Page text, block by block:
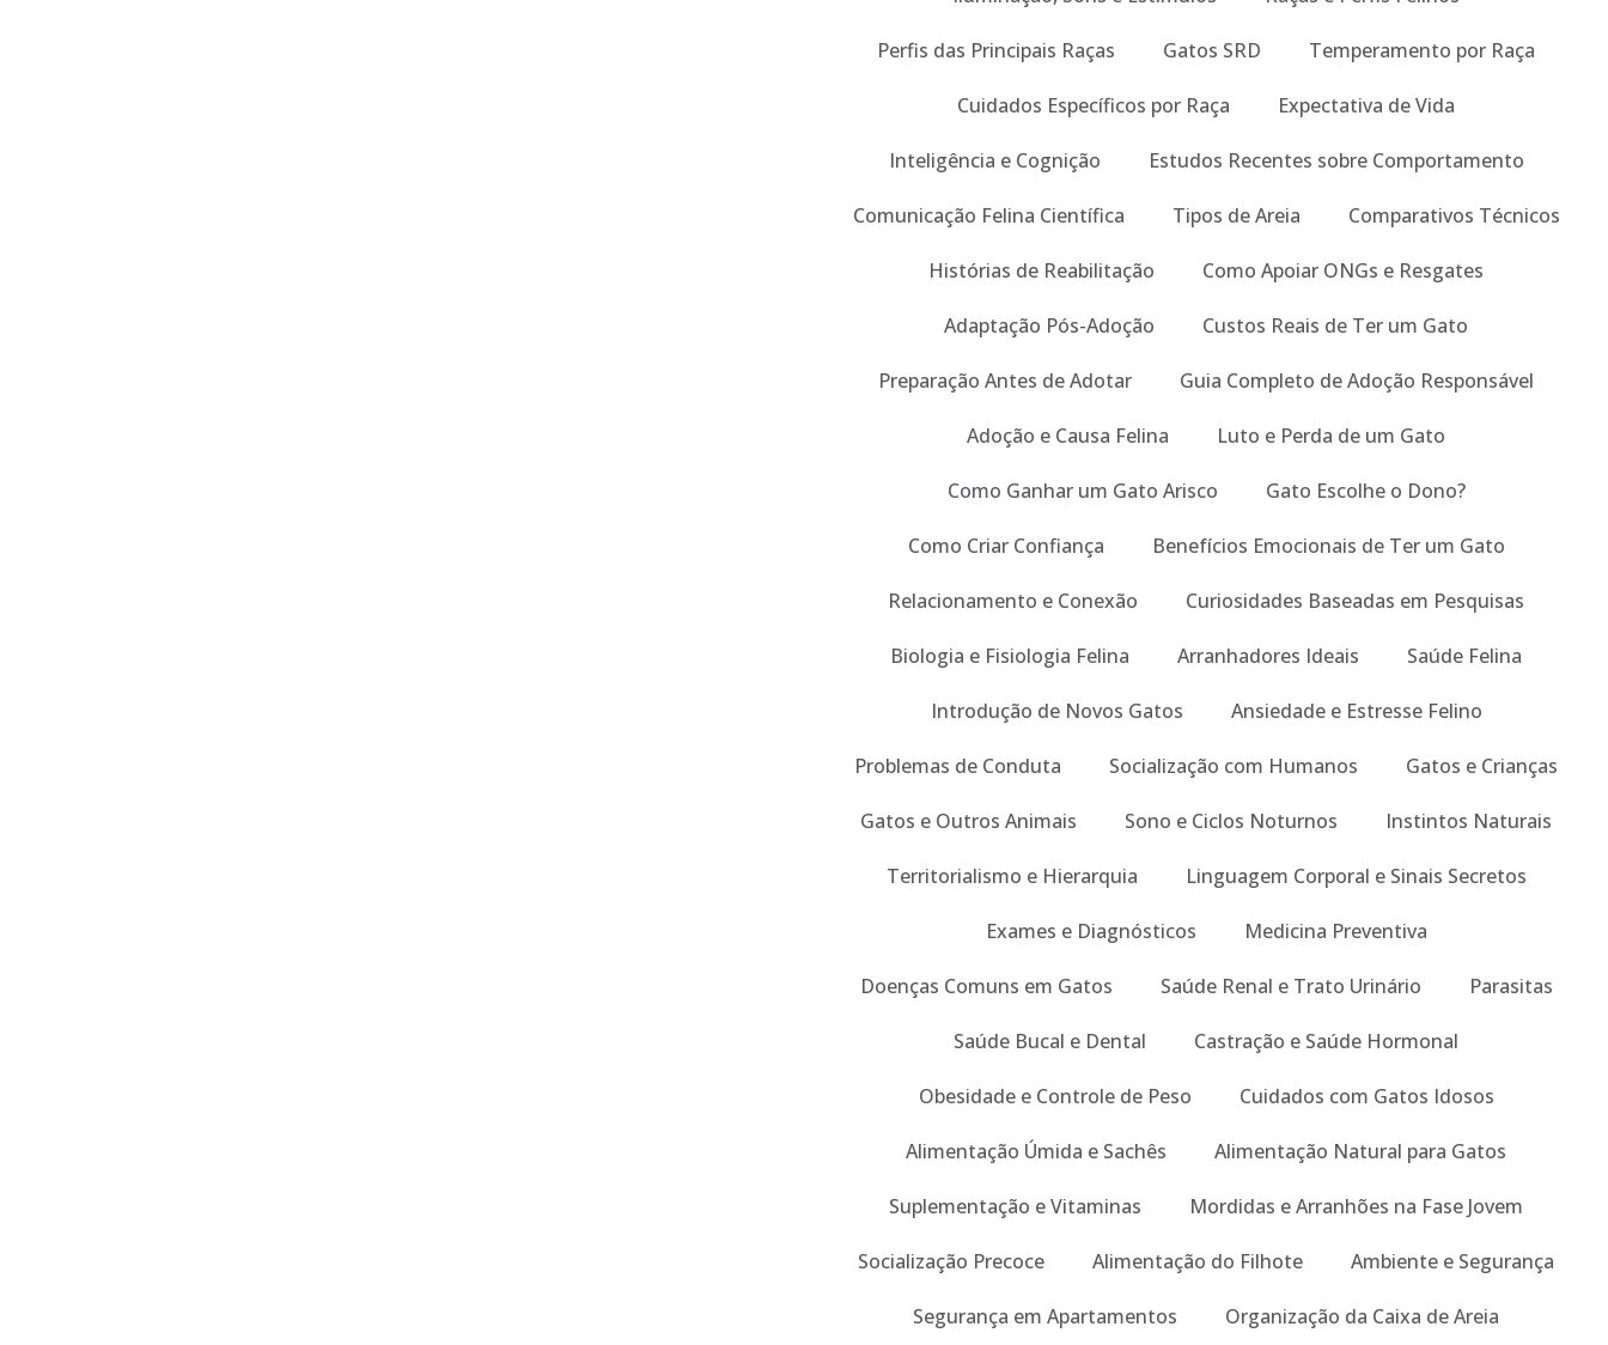
Perfis das Principais Raças Gatos SRD Temperamento por Raça
Cuidados Específicos por Raça Expectativa de Vida
Inteligência e Cognição Estudos Recentes sobre Comportamento
Comunicação Felina Científica Tipos de Areia Comparativos Técnicos
Histórias de Reabilitação Como Apoiar ONGs e Resgates
Adaptação Pós-Adoção Custos Reais de Ter um Gato
Preparação Antes de Adotar Guia Completo de Adoção Responsável
Adoção e Causa Felina Luto e Perda de um Gato
Como Ganhar um Gato Arisco Gato Escolhe o Dono?
Como Criar Confiança Benefícios Emocionais de Ter um Gato
Relacionamento e Conexão Curiosidades Baseadas em Pesquisas
Biologia e Fisiologia Felina Arranhadores Ideais Saúde Felina
Introdução de Novos Gatos Ansiedade e Estresse Felino
Problemas de Conduta Socialização com Humanos Gatos e Crianças
Gatos e Outros Animais Sono e Ciclos Noturnos Instintos Naturais
Territorialismo e Hierarquia Linguagem Corporal e Sinais Secretos
Exames e Diagnósticos Medicina Preventiva
Doenças Comuns em Gatos Saúde Renal e Trato Urinário Parasitas
Saúde Bucal e Dental Castração e Saúde Hormonal
Obesidade e Controle de Peso Cuidados com Gatos Idosos
Alimentação Úmida e Sachês Alimentação Natural para Gatos
Suplementação e Vitaminas Mordidas e Arranhões na Fase Jovem
Socialização Precoce Alimentação do Filhote Ambiente e Segurança
Segurança em Apartamentos Organização da Caixa de Areia